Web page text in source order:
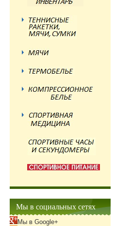
Мы в социальных сетях
Мы в Google+